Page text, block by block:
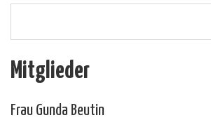
Mitglieder
Frau Gunda Beutin